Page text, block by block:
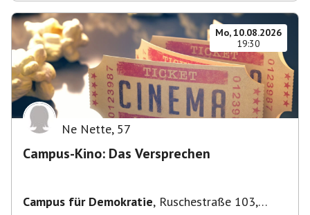
Mo, 10.08.2026
19:30
Ne Nette, 57
Campus-Kino: Das Versprechen
Campus für Demokratie, Ruschestraße 103,